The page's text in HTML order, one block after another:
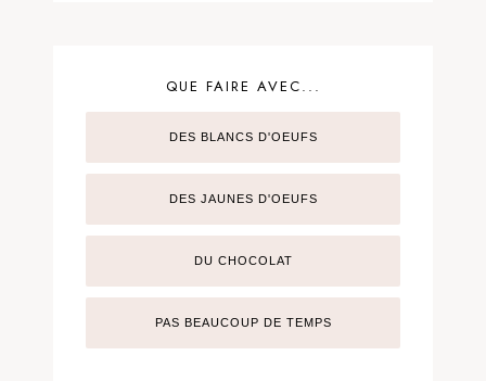
QUE FAIRE AVEC...
DES BLANCS D'OEUFS
DES JAUNES D'OEUFS
DU CHOCOLAT
PAS BEAUCOUP DE TEMPS